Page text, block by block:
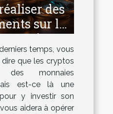
des
sur les
?
temps, vous
que les cryptos
des monnaies
est-ce là une
y investir son
aidera à opérer